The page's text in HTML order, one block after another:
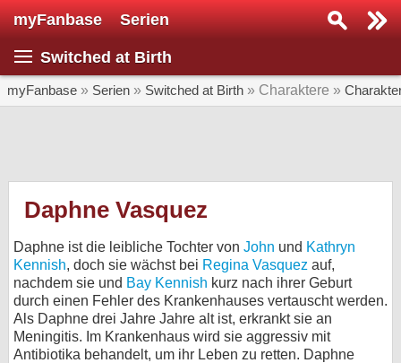
myFanbase Serien
Switched at Birth
myFanbase » Serien » Switched at Birth » Charaktere »
Daphne Vasquez
Daphne ist die leibliche Tochter von John und Kathryn
Kennish, doch sie wächst bei Regina Vasquez auf,
nachdem sie und Bay Kennish kurz nach ihrer Geburt
durch einen Fehler des Krankenhauses vertauscht werden.
Als Daphne drei Jahre Jahre alt ist, erkrankt sie an
Meningitis. Im Krankenhaus wird sie aggressiv mit
Antibiotika behandelt, um ihr Leben zu retten. Daphne
Serie suchen...
SERIEN
KULTUR
Specials
SERVICE
Gewinnspiele